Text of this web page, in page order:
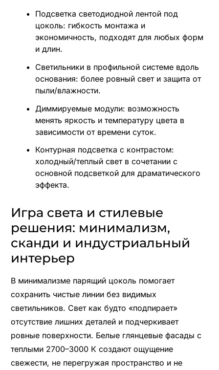
Подсветка светодиодной лентой под
цоколь: гибкость монтажа и
экономичность, подходят для любых форм
и длин.
Светильники в профильной системе вдоль
основания: более ровный свет и защита от
пыли/влажности.
Диммируемые модули: возможность
менять яркость и температуру цвета в
зависимости от времени суток.
Контурная подсветка с контрастом:
холодный/теплый свет в сочетании с
основной подсветкой для драматического
эффекта.
Игра света и стилевые
решения: минимализм,
сканди и индустриальный
интерьер
В минимализме парящий цоколь помогает
сохранить чистые линии без видимых
светильников. Свет как будто «подпирает»
отсутствие лишних деталей и подчеркивает
ровные поверхности. Белые глянцевые фасады с
теплыми 2700–3000 К создают ощущение
свежести, не перегружая пространство и не